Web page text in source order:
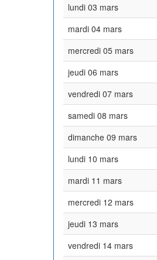
lundi 03 mars
mardi 04 mars
mercredi 05 mars
jeudi 06 mars
vendredi 07 mars
samedi 08 mars
dimanche 09 mars
lundi 10 mars
mardi 11 mars
mercredi 12 mars
jeudi 13 mars
vendredi 14 mars